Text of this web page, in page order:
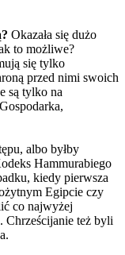
Okazała się dużo
to możliwe?
się tylko
przed nimi swoich
są tylko na
albo byłby
Hammurabiego
kiedy pierwsza
Egipcie czy
co najwyżej
Chrześcijanie też byli